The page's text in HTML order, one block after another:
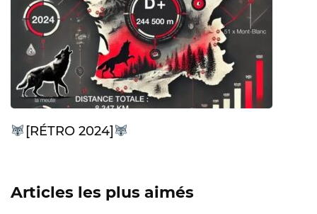
[RÉTRO 2024]
Articles les plus aimés